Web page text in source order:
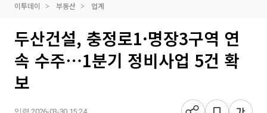
이투데이 부동산 업계
두산건설, 충정로1·명장3구역 연
속 수주⋯1분기 정비사업 5건 확
보
입력 2026-03-30 15:24